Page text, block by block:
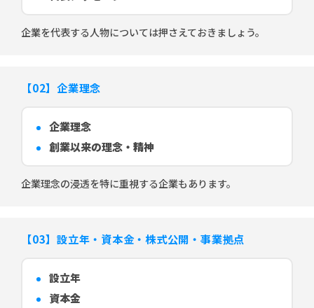
企業を代表する人物については押さえておきましょう。
【02】企業理念
企業理念
創業以来の理念・精神
企業理念の浸透を特に重視する企業もあります。
【03】設立年・資本金・株式公開・事業拠点
設立年
資本金